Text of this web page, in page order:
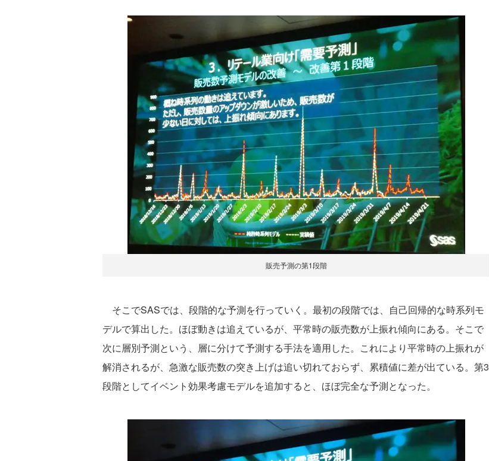
販売予測の第1段階
そこでSASでは、段階的な予測を行っていく。最初の段階では、自己回帰的な時系列モ
デルで算出した。ほぼ動きは追えているが、平常時の販売数が上振れ傾向にある。そこで
次に層別予測という、層に分けて予測する手法を適用した。これにより平常時の上振れが
解消されるが、急激な販売数の突き上げは追い切れておらず、累積値に差が出ている。第3
段階としてイベント効果考慮モデルを追加すると、ほぼ完全な予測となった。